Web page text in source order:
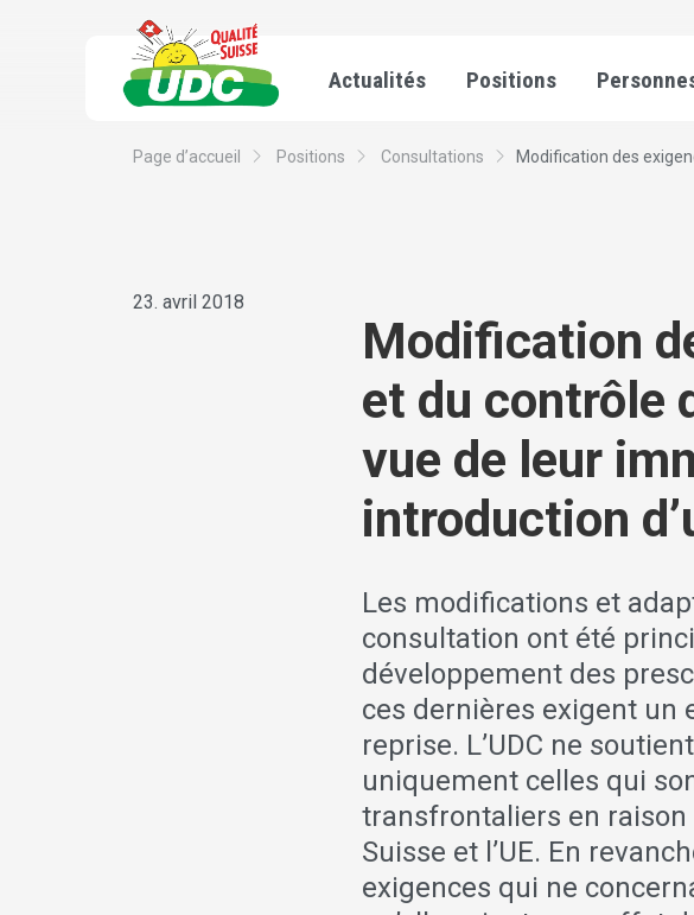
Actualités Positions
Page d’accueil Positions Consultations Modification des
23. avril 2018
Modification
et du contrôle
vue de leur
introduction
Les modifications et
consultation ont été
développement des
ces dernières exigent un
reprise. L’UDC ne
uniquement celles qui
transfrontaliers en
Suisse et l’UE. En
exigences qui ne